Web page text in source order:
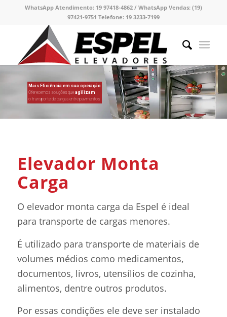
WhatsApp Atendimento:19 97418-4862 / WhatsApp Vendas:(19)
97421-9751 Telefone: 19 3233-7199
Mais Eficiência em sua operação
Oferecemos soluções que agilizam
o transporte de cargas entre pavimentos
Elevador Monta
Carga
O elevador monta carga da Espel é ideal
para transporte de cargas menores.
É utilizado para transporte de materiais de
volumes médios como medicamentos,
documentos, livros, utensílios de cozinha,
alimentos, dentre outros produtos.
Por essas condições ele deve ser instalado